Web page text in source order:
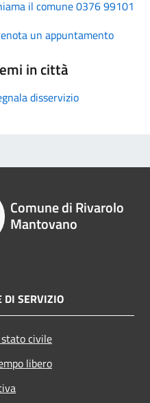
il comune 0376 99101
un appuntamento
in città
disservizio
Comune di Rivarolo
Mantovano
DI SERVIZIO
civile
libero